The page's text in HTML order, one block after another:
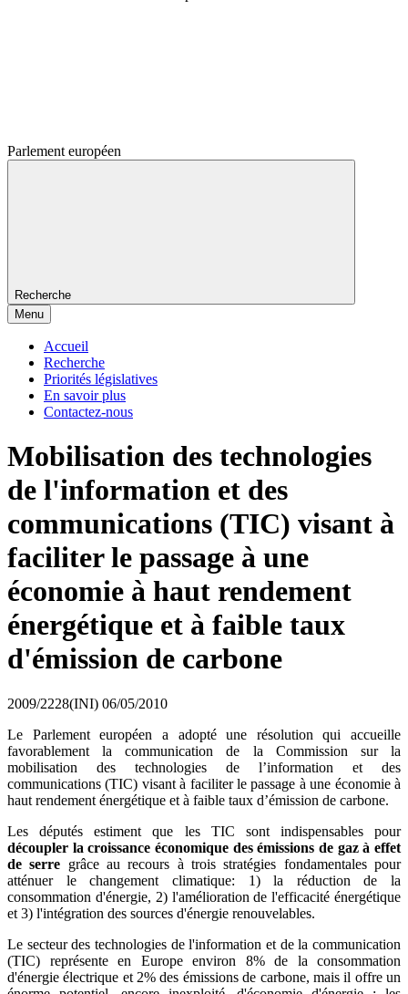
Parlement européen
Recherche
Menu
Accueil
Recherche
Priorités législatives
En savoir plus
Contactez-nous
Mobilisation des technologies
de l'information et des
communications (TIC) visant à
faciliter le passage à une
économie à haut rendement
énergétique et à faible taux
d'émission de carbone
2009/2228(INI) 06/05/2010
Le Parlement européen a adopté une résolution qui accueille
favorablement la communication de la Commission sur la
mobilisation des technologies de l’information et des
communications (TIC) visant à faciliter le passage à une économie à
haut rendement énergétique et à faible taux d’émission de carbone.
Les députés estiment que les TIC sont indispensables pour
découpler la croissance économique des émissions de gaz à effet
de serre grâce au recours à trois stratégies fondamentales pour
atténuer le changement climatique: 1) la réduction de la
consommation d'énergie, 2) l'amélioration de l'efficacité énergétique
et 3) l'intégration des sources d'énergie renouvelables.
Le secteur des technologies de l'information et de la communication
(TIC) représente en Europe environ 8% de la consommation
d'énergie électrique et 2% des émissions de carbone, mais il offre un